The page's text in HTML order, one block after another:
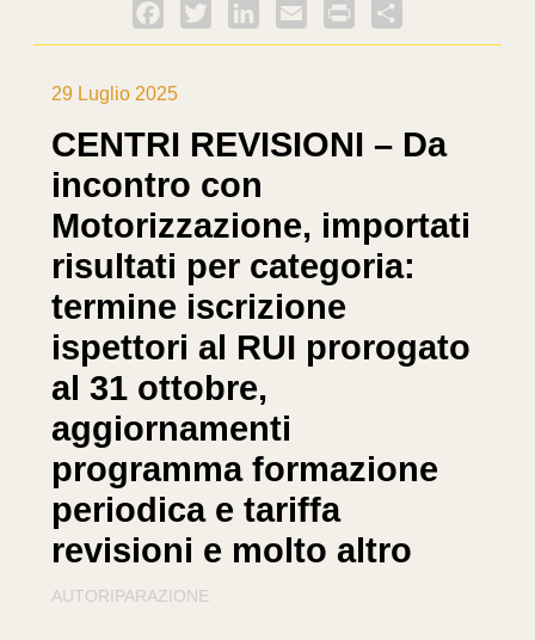
Facebook
Twitter LinkedInEmail PrintFriendly
29 Luglio 2025
CENTRI REVISIONI – Da
incontro con
Motorizzazione, importati
risultati per categoria:
termine iscrizione
ispettori al RUI prorogato
al 31 ottobre,
aggiornamenti
programma formazione
periodica e tariffa
revisioni e molto altro
AUTORIPARAZIONE